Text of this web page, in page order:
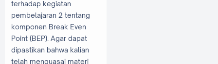
terhadap kegiatan
pembelajaran 2 tentang
komponen Break Even
Point (BEP). Agar dapat
dipastikan bahwa kalian
telah menguasai materi